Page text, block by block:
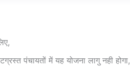
पंचायतों में यह योजना लागु नही होगा,